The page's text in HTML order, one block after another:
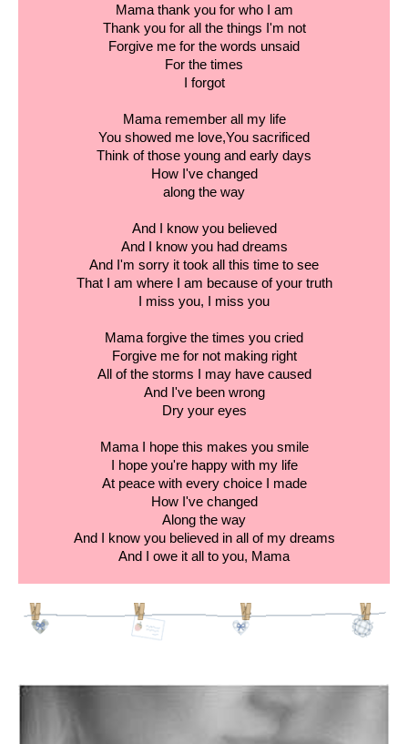
Mama thank you for who I am
Thank you for all the things I'm not
Forgive me for the words unsaid
For the times
I forgot
Mama remember all my life
You showed me love,You sacrificed
Think of those young and early days
How I've changed
along the way
And I know you believed
And I know you had dreams
And I'm sorry it took all this time to see
That I am where I am because of your truth
I miss you, I miss you
Mama forgive the times you cried
Forgive me for not making right
All of the storms I may have caused
And I've been wrong
Dry your eyes
Mama I hope this makes you smile
I hope you're happy with my life
At peace with every choice I made
How I've changed
Along the way
And I know you believed in all of my dreams
And I owe it all to you, Mama